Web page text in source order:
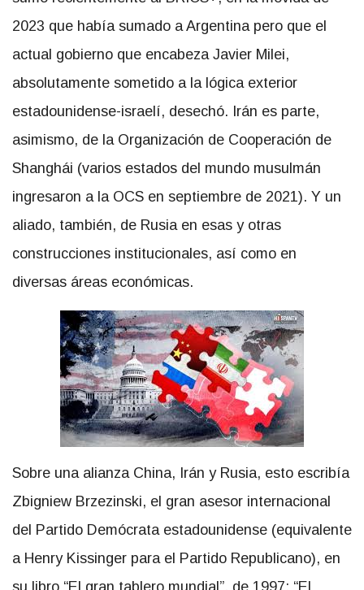
2023 que había sumado a Argentina pero que el
actual gobierno que encabeza Javier Milei,
absolutamente sometido a la lógica exterior
estadounidense-israelí, desechó. Irán es parte,
asimismo, de la Organización de Cooperación de
Shanghái (varios estados del mundo musulmán
ingresaron a la OCS en septiembre de 2021). Y un
aliado, también, de Rusia en esas y otras
construcciones institucionales, así como en
diversas áreas económicas.
Sobre una alianza China, Irán y Rusia, esto escribía
Zbigniew Brzezinski, el gran asesor internacional
del Partido Demócrata estadounidense (equivalente
a Henry Kissinger para el Partido Republicano), en